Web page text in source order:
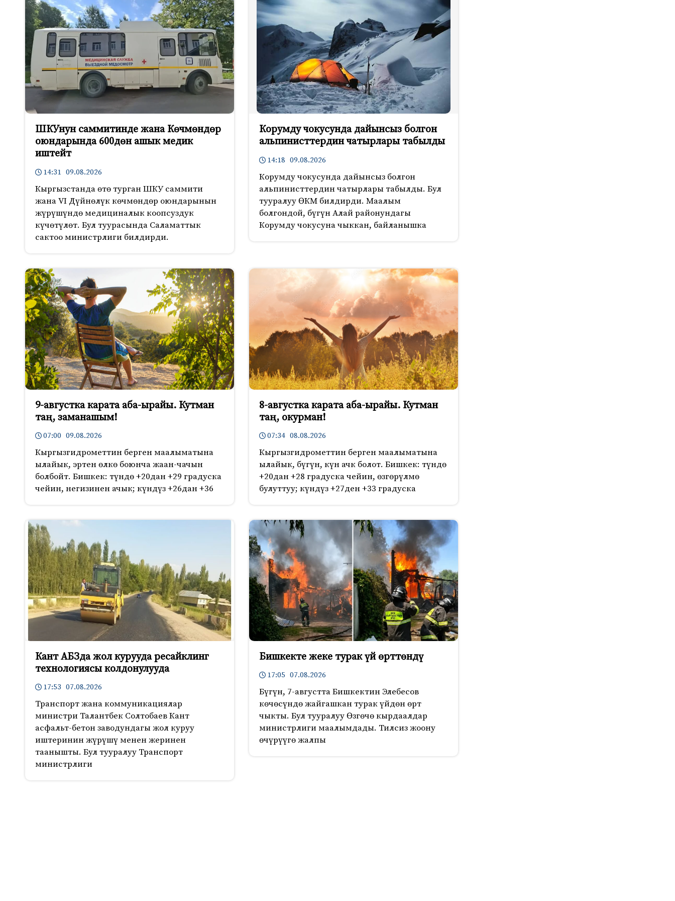
ШКУнун саммитинде жана Көчмөндөр
оюндарында 600дөн ашык медик
иштейт
14:31 09.08.2026
Кыргызстанда өтө турган ШКУ саммити
жана VI Дүйнөлүк көчмөндөр оюндарынын
жүрүшүндө медициналык коопсуздук
күчөтүлөт. Бул туурасында Саламаттык
сактоо министрлиги билдирди.
Корумду чокусунда дайынсыз болгон
альпинисттердин чатырлары табылды
14:18 09.08.2026
Корумду чокусунда дайынсыз болгон
альпинисттердин чатырлары табылды. Бул
тууралуу ӨКМ билдирди. Маалым
болгондой, бүгүн Алай районундагы
Корумду чокусуна чыккан, байланышка
9-августка карата аба-ырайы. Кутман
таң, заманашым!
07:00 09.08.2026
Кыргызгидрометтин берген маалыматына
ылайык, эртен өлкө боюнча жаан-чачын
болбойт. Бишкек: түндө +20дан +29 градуска
чейин, негизинен ачык; күндүз +26дан +36
8-августка карата аба-ырайы. Кутман
таң, окурман!
07:34 08.08.2026
Кыргызгидрометтин берген маалыматына
ылайык, бүгүн, күн ачк болот. Бишкек: түндө
+20дан +28 градуска чейин, өзгөрүлмө
булуттуу; күндүз +27ден +33 градуска
Кант АБЗда жол курууда ресайклинг
технологиясы колдонулууда
17:53 07.08.2026
Транспорт жана коммуникациялар
министри Талантбек Солтобаев Кант
асфальт-бетон заводундагы жол куруу
иштеринин жүрүшү менен жеринен
таанышты. Бул тууралуу Транспорт
министрлиги
Бишкекте жеке турак үй өрттөндү
17:05 07.08.2026
Бүгүн, 7-августта Бишкектин Элебесов
көчөсүндө жайгашкан турак үйдөн өрт
чыкты. Бул тууралуу Өзгөчө кырдаалдар
министрлиги маалымдады. Тилсиз жоону
өчүрүүгө жалпы